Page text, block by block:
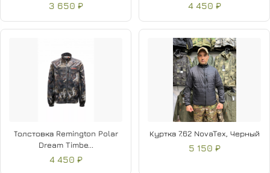
3 650 ₽ 4 450 ₽
Толстовка Remington Polar
Dream Timbe...
4 450 ₽
Куртка 7.62 NovaTex, Черный
5 150 ₽